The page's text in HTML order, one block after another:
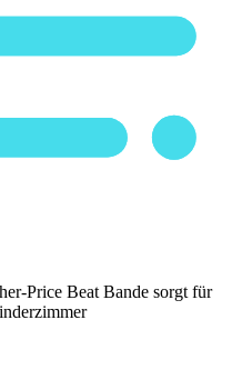
Price Beat Bande sorgt für